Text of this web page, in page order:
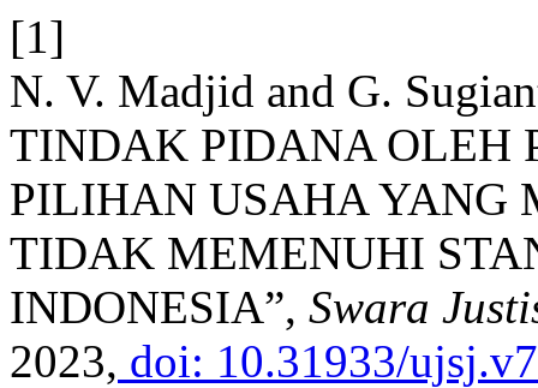
[1]
N. V. Madjid and G.
TINDAK PIDANA OLEH
PILIHAN USAHA YANG
TIDAK MEMENUHI
INDONESIA”, Swara
2023, doi: 10.31933/